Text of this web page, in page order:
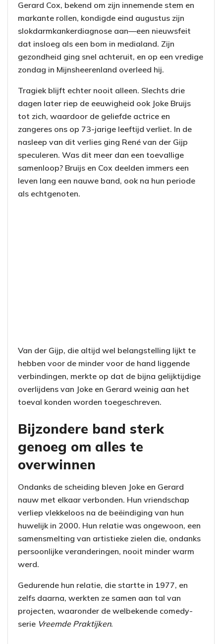
Gerard Cox, bekend om zijn innemende stem en
markante rollen, kondigde eind augustus zijn
slokdarmkankerdiagnose aan—een nieuwsfeit
dat insloeg als een bom in medialand. Zijn
gezondheid ging snel achteruit, en op een vredige
zondag in Mijnsheerenland overleed hij.
Tragiek blijft echter nooit alleen. Slechts drie
dagen later riep de eeuwigheid ook Joke Bruijs
tot zich, waardoor de geliefde actrice en
zangeres ons op 73-jarige leeftijd verliet. In de
nasleep van dit verlies ging René van der Gijp
speculeren. Was dit meer dan een toevallige
samenloop? Bruijs en Cox deelden immers een
leven lang een nauwe band, ook na hun periode
als echtgenoten.
Van der Gijp, die altijd wel belangstelling lijkt te
hebben voor de minder voor de hand liggende
verbindingen, merkte op dat de bijna gelijktijdige
overlijdens van Joke en Gerard weinig aan het
toeval konden worden toegeschreven.
Bijzondere band sterk
genoeg om alles te
overwinnen
Ondanks de scheiding bleven Joke en Gerard
nauw met elkaar verbonden. Hun vriendschap
verliep vlekkeloos na de beëindiging van hun
huwelijk in 2000. Hun relatie was ongewoon, een
samensmelting van artistieke zielen die, ondanks
persoonlijke veranderingen, nooit minder warm
werd.
Gedurende hun relatie, die startte in 1977, en
zelfs daarna, werkten ze samen aan tal van
projecten, waaronder de welbekende comedy-
serie Vreemde Praktijken.